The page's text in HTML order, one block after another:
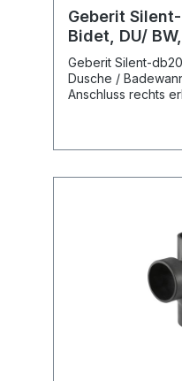
Geberit
Bidet, DU/
56, m.
Geberit Silent-
Dusche /
Anschluss rechts
32mm Fabrikat: